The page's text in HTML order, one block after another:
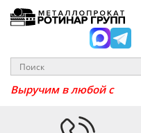
Выручим в люб _